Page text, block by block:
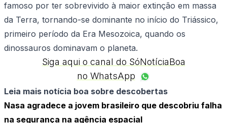
famoso por ter sobrevivido à maior extinção em massa
da Terra, tornando-se dominante no início do Triássico,
primeiro período da Era Mesozoica, quando os
dinossauros dominavam o planeta.
Siga aqui o canal do SóNotíciaBoa
no WhatsApp
Leia mais notícia boa sobre descobertas
Nasa agradece a jovem brasileiro que descobriu falha
na segurança na agência espacial